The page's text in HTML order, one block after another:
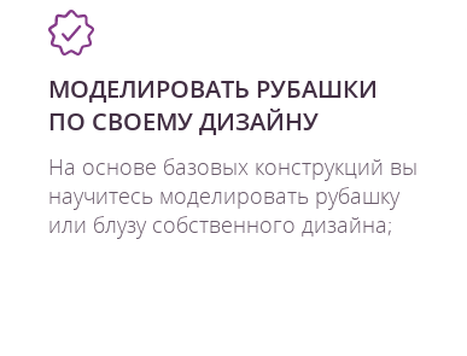
МОДЕЛИРОВАТЬ РУБАШКИ
ПО СВОЕМУ ДИЗАЙНУ
На основе базовых конструкций вы
научитесь моделировать рубашку
или блузу собственного дизайна;